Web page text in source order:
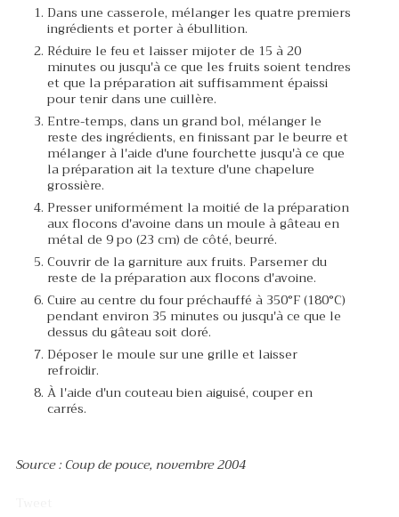
Dans une casserole, mélanger les quatre premiers
ingrédients et porter à ébullition.
Réduire le feu et laisser mijoter de 15 à 20
minutes ou jusqu'à ce que les fruits soient tendres
et que la préparation ait suffisamment épaissi
pour tenir dans une cuillère.
Entre-temps, dans un grand bol, mélanger le
reste des ingrédients, en finissant par le beurre et
mélanger à l'aide d'une fourchette jusqu'à ce que
la préparation ait la texture d'une chapelure
grossière.
Presser uniformément la moitié de la préparation
aux flocons d'avoine dans un moule à gâteau en
métal de 9 po (23 cm) de côté, beurré.
Couvrir de la garniture aux fruits. Parsemer du
reste de la préparation aux flocons d'avoine.
Cuire au centre du four préchauffé à 350°F (180°C)
pendant environ 35 minutes ou jusqu'à ce que le
dessus du gâteau soit doré.
Déposer le moule sur une grille et laisser
refroidir.
À l'aide d'un couteau bien aiguisé, couper en
carrés.
Source : Coup de pouce, novembre 2004